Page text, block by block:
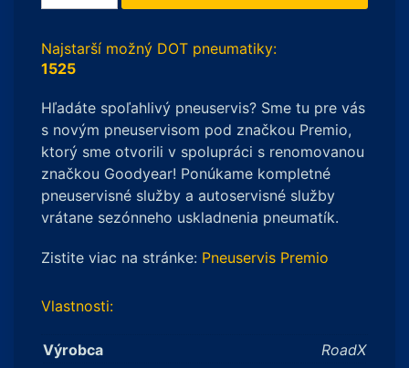
WU01
XL
R17
95V
Najstarší možný DOT pneumatiky:
1525
Hľadáte spoľahlivý pneuservis? Sme tu pre vás
s novým pneuservisom pod značkou Premio,
ktorý sme otvorili v spolupráci s renomovanou
značkou Goodyear! Ponúkame kompletné
pneuservisné služby a autoservisné služby
vrátane sezónneho uskladnenia pneumatík.
Zistite viac na stránke: Pneuservis Premio
Vlastnosti:
Výrobca
RoadX